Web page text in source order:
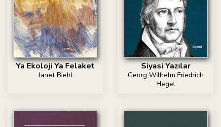
Ya Ekoloji Ya Felaket
Janet Biehl
Siyasi Yazılar
Georg Wilhelm Friedrich
Hegel